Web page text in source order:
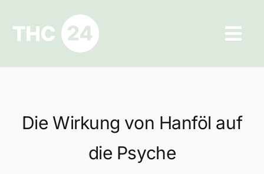
springen
Ratgeber
Die Wirkung von Hanföl auf
die Psyche